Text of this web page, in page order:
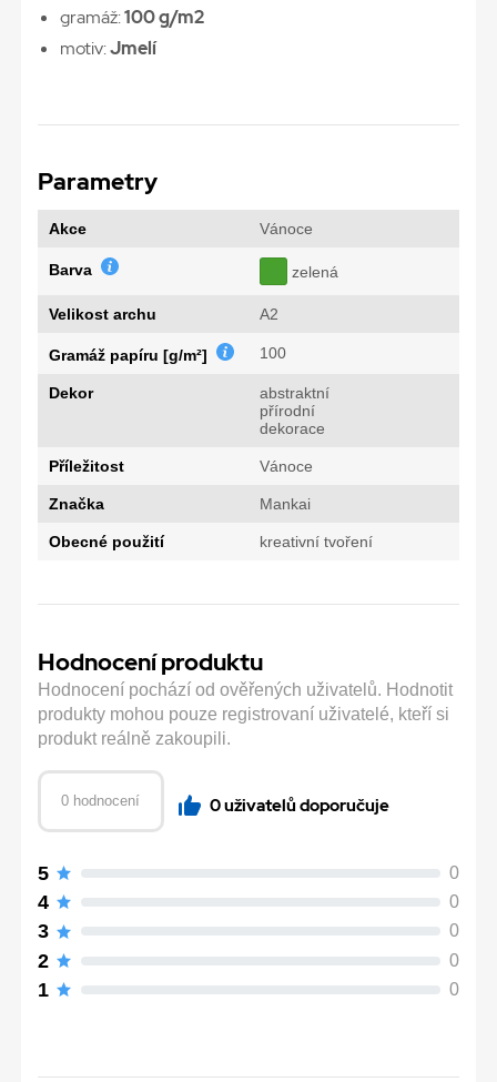
gramáž:100 g/m2
motiv:Jmelí
Parametry
Akce Vánoce
Barva zelená
Velikost archu A2
Gramáž papíru [g/m²] 100
Dekor
abstraktní
přírodní
dekorace
Příležitost Vánoce
Značka Mankai
Obecné použití kreativní tvoření
Hodnocení produktu
Hodnocení pochází od ověřených uživatelů. Hodnotit
produkty mohou pouze registrovaní uživatelé, kteří si
produkt reálně zakoupili.
0 hodnocení 0 uživatelů doporučuje
5 0
4 0
3 0
2 0
1 0